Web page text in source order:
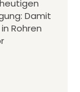
Damit
Rohren